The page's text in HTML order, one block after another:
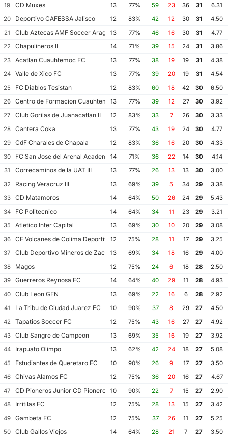
19
CD Muxes 13 77% 59 23 36 31
6.31
20
Deportivo CAFESSA Jalisco 12 83% 42 12 30 31
4.50
21
Club Aztecas AMF Soccer Aragon13 77% 46 16 30 31
4.77
22
Chapulineros II 14 71% 39 15 24 31
3.86
23
Acatlan Cuauhtemoc FC 13 77% 38 19 19 31
4.38
24
Valle de Xico FC 13 77% 39 20 19 31
4.54
25
FC Diablos Tesistan 12 83% 60 18 42 30
6.50
26
Centro de Formacion Cuauhtemoc Blanco
13 77% 39 12 27 30
3.92
27
Club Gorilas de Juanacatlan II 12 83% 33 7 26 30
3.33
28
Cantera Coka 13 77% 43 19 24 30
4.77
29
CdF Charales de Chapala 12 83% 36 16 20 30
4.33
30
FC San Jose del Arenal Academia America Leyendas
14 71% 36 22 14 30
4.14
31
Correcaminos de la UAT III 13 77% 26 13 13 30
3.00
32
Racing Veracruz III 13 69% 39 5 34 29
3.38
33
CD Matamoros 14 64% 50 26 24 29
5.43
34
FC Politecnico 14 64% 34 11 23 29
3.21
35
Atletico Inter Capital 13 69% 30 10 20 29
3.08
36
CF Volcanes de Colima Deportivo Tala
12 75% 28 11 17 29
3.25
37
Club Deportivo Mineros de Zacatecas II
13 69% 34 18 16 29
4.00
38
Magos 12 75% 24 6 18 28
2.50
39
Guerreros Reynosa FC 14 64% 40 29 11 28
4.93
40
Club Leon GEN 13 69% 22 16 6 28
2.92
41
La Tribu de Ciudad Juarez FC 10 90% 37 8 29 27
4.50
42
Tapatios Soccer FC 12 75% 43 16 27 27
4.92
43
Club Sangre de Campeon 13 69% 35 16 19 27
3.92
44
Irapuato Olimpo 13 62% 42 24 18 27
5.08
45
Estudiantes de Queretaro FC 10 90% 26 9 17 27
3.50
46
Chivas Alamos FC 12 75% 36 20 16 27
4.67
47
CD Pioneros Junior CD Pioneros de Cancun II
10 90% 22 7 15 27
2.90
48
Irritilas FC 12 75% 28 13 15 27
3.42
49
Gambeta FC 12 75% 37 26 11 27
5.25
50
Club Gallos Viejos 14 64% 28 21 7 27
3.50